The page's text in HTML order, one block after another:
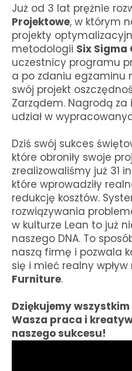
Już od 3 lat prężnie
Projektowe, w którym
projekty
metodologii Six Sigma
uczestnicy programu
a po zdaniu egzaminu
swój projekt
Zarządem. Nagrodą
udział w
Dziś swój sukces
które obroniły swoje
zrealizowaliśmy już 31
które wprowadziły
redukcję kosztów.
rozwiązywania
w kulturze Lean to już
naszego DNA. To
naszą firmę i pozwala
się i mieć realny wpływ
Furniture.
Dziękujemy
Wasza praca i
naszego sukcesu!